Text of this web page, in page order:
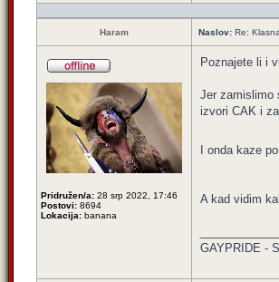
Haram Naslov: Re:
Pridružen/a: 28 srp 2022, 17:46
Postovi: 8694
Lokacija: banana
Poznajete li i
Jer zamislimo
izvori CAK i
I onda kaze
A kad vidim
GAYPRIDE -